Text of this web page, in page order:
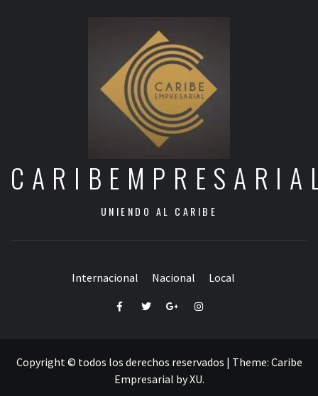
UNIENDO AL CARIBE
Internacional Nacional Local
FacebookTwitterGoogle+Instagram
Copyright © todos los derechos reservados | Theme: Caribe
Empresarial byXU.